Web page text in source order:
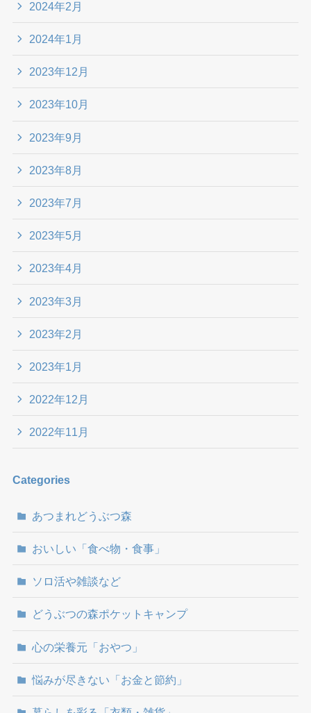
2024年2月
2024年1月
2023年12月
2023年10月
2023年9月
2023年8月
2023年7月
2023年5月
2023年4月
2023年3月
2023年2月
2023年1月
2022年12月
2022年11月
Categories
あつまれどうぶつ森
おいしい「食べ物・食事」
ソロ活や雑談など
どうぶつの森ポケットキャンプ
心の栄養元「おやつ」
悩みが尽きない「お金と節約」